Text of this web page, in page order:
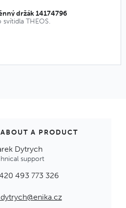
držák 14174796
svítidla THEOS.
A PRODUCT
Dytrych
support
493 773 326